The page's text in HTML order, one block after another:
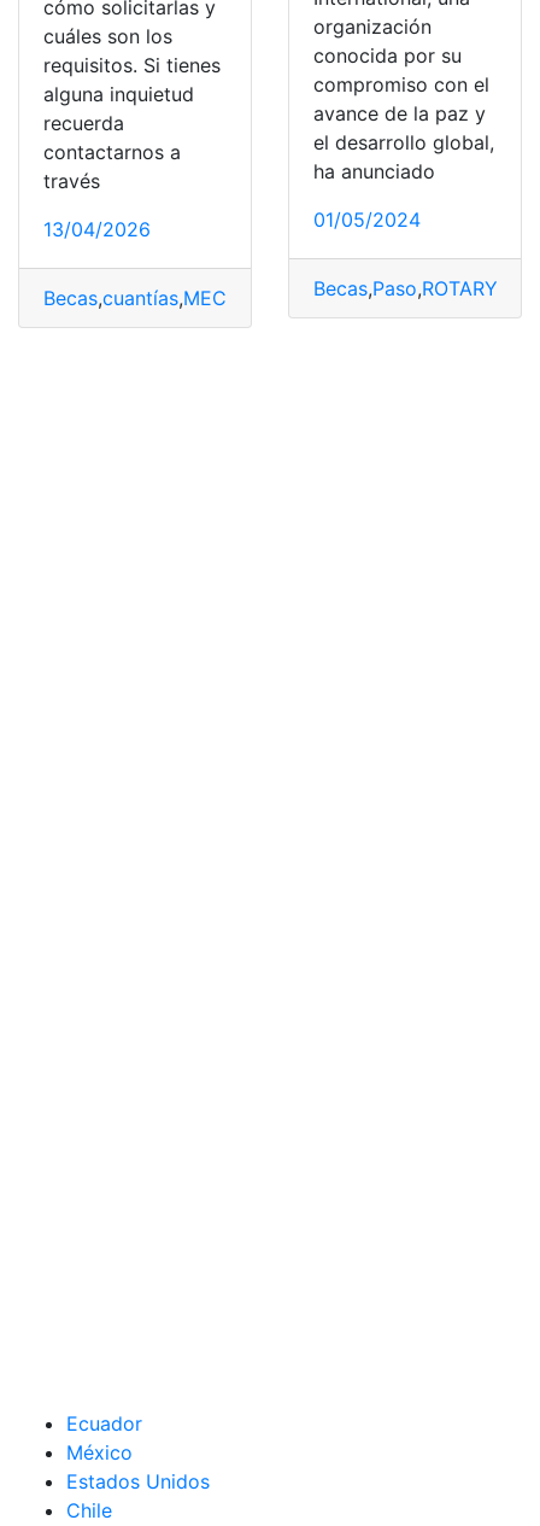
cómo solicitarlas y
cuáles son los
requisitos. Si tienes
alguna inquietud
recuerda
contactarnos a
través
13/04/2026
Becas,cuantías,MEC Requisitos,solicitarlas
organización
conocida por su
compromiso con el
avance de la paz y
el desarrollo global,
ha anunciado
01/05/2024
Becas,Paso,ROTARY
Ecuador
México
Estados Unidos
Chile